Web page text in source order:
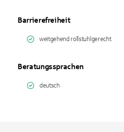
Barrierefreiheit
weitgehend rollstuhlgerecht
Beratungssprachen
deutsch